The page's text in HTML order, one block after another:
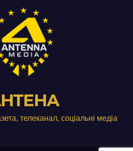
телеканал, соціальні медіа